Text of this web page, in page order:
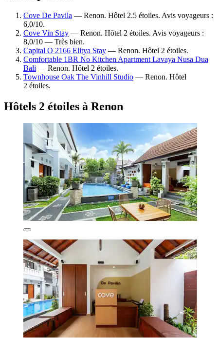
Cove De Pavila — Renon. Hôtel 2.5 étoiles. Avis voyageurs :
6,0/10.
Cove Vin Stay — Renon. Hôtel 2 étoiles. Avis voyageurs :
8,0/10 — Très bien.
Capital O 2166 Elitya Stay — Renon. Hôtel 2 étoiles.
Comfortable 1BR No Kitchen Apartment Lavaya Nusa Dua
Bali — Renon. Hôtel 2 étoiles.
Townhouse Oak The Vinhill Studio — Renon. Hôtel
2 étoiles.
Hôtels 2 étoiles à Renon